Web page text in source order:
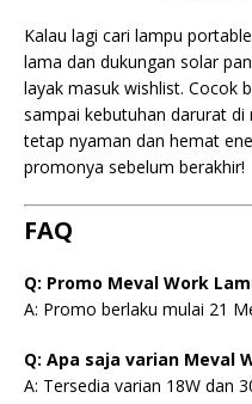
Kalau lagi cari lampu
lama dan dukungan solar
layak masuk wishlist. Cocok
sampai kebutuhan darurat
tetap nyaman dan hemat
promonya sebelum berakhir!
FAQ
Q: Promo Meval Work
A: Promo berlaku mulai 21
Q: Apa saja varian Meval
A: Tersedia varian 18W dan